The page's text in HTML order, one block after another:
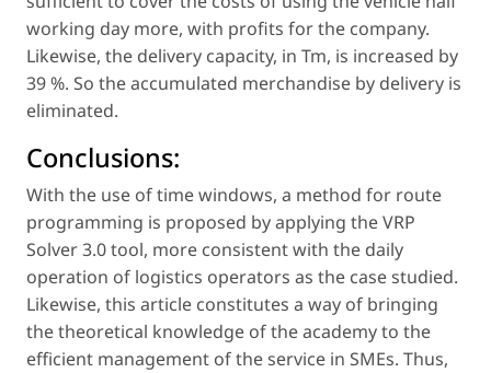
working day more, with profits for the company.
Likewise, the delivery capacity, in Tm, is increased by
39 %. So the accumulated merchandise by delivery is
eliminated.
Conclusions:
With the use of time windows, a method for route
programming is proposed by applying the VRP
Solver 3.0 tool, more consistent with the daily
operation of logistics operators as the case studied.
Likewise, this article constitutes a way of bringing
the theoretical knowledge of the academy to the
efficient management of the service in SMEs. Thus,